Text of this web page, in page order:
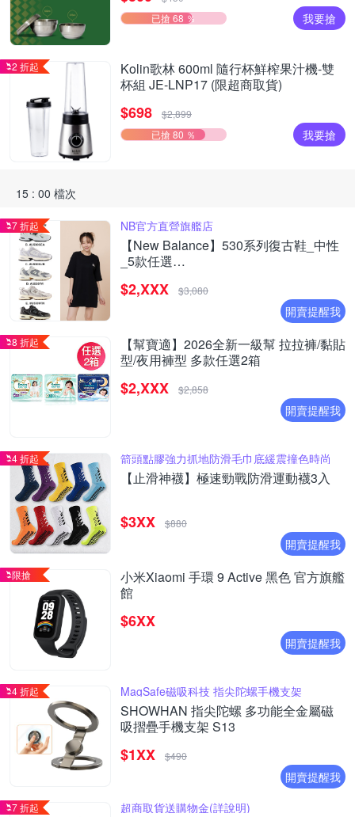
已搶 68 ％
我要搶
2 折起
Kolin歌林 600ml 隨行杯鮮榨果汁機-雙
杯組 JE-LNP17 (限超商取貨)
$698
$2,899
已搶 80 ％
我要搶
15 : 00 檔次
7 折起 NB官方直營旗艦店
【New Balance】530系列復古鞋_中性
_5款任選
$2,XXX $3,080
開賣提醒我
8 折起
【幫寶適】2026全新一級幫 拉拉褲/黏貼
型/夜用褲型 多款任選2箱
$2,XXX $2,858
開賣提醒我
4 折起 箭頭點膠強力抓地防滑毛巾底緩震撞色時尚
【止滑神襪】極速勁戰防滑運動襪3入
$3XX $880
開賣提醒我
限搶
小米Xiaomi 手環 9 Active 黑色 官方旗艦
館
$6XX
開賣提醒我
4 折起 MagSafe磁吸科技 指尖陀螺手機支架
SHOWHAN 指尖陀螺 多功能全金屬磁
吸摺疊手機支架 S13
$1XX $490
開賣提醒我
7 折起 超商取貨送購物金(詳說明)